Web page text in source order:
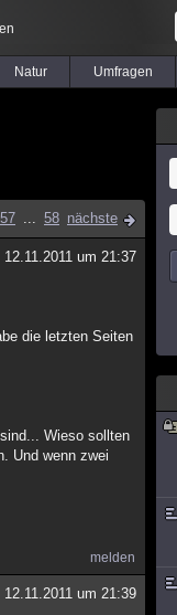
Natur Umfragen
57 ... 58 nächste
12.11.2011 um 21:37
die letzten Seiten
Wieso sollten
Und wenn zwei
melden
12.11.2011 um 21:39